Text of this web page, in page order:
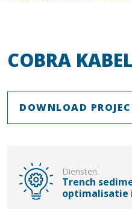
COBRA KABEL
DOWNLOAD
Diensten:
Trench
optimalisatie